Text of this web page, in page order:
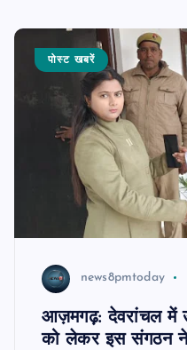
पोस्ट खबरें
news8pmtoday
आज़मगढ़: देवरांचल में
को लेकर इस संगठन ने